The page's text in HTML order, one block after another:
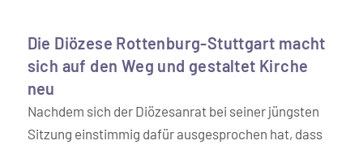
Die Diözese Rottenburg-Stuttgart macht
sich auf den Weg und gestaltet Kirche
neu
Nachdem sich der Diözesanrat bei seiner jüngsten
Sitzung einstimmig dafür ausgesprochen hat, dass